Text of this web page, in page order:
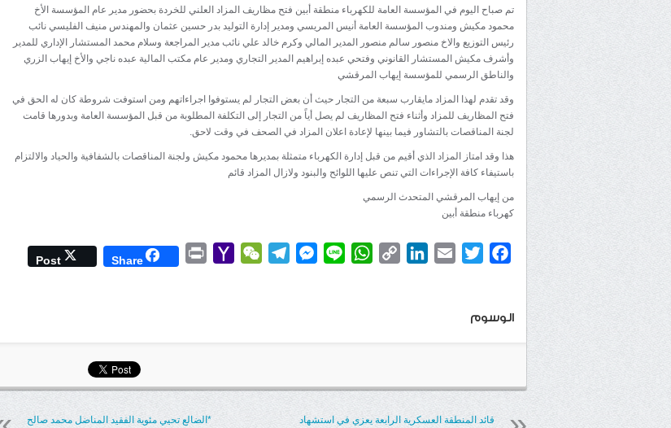
أبين
مغلقة
تم صباح اليوم في المؤسسة العامة للكهرباء منطقة أبين فتح مظاريف المزاد العلني للخردة بحضور مدير عام المؤسسة الأخ
محمود مكيش ومندوب المؤسسة العامة أنيس المريسي ومدير إدارة التوليد بدر حسين عثمان والمهندس منيف الفليسي نائب
رئيس التوزيع والاخ منصور سالم منصور المدير المالي وكرم خالد علي نائب مدير المراجعة وسلام محمد المستشار الإداري للمدير
وأشرف مكيش المستشار القانوني وفتحي عبده إبراهيم المدير التجاري ومدير عام مكتب المالية عبده ناجي والأخ إيهاب الزري
والناطق الرسمي للمؤسسة إيهاب المرقشي
وقد تقدم لهذا المزاد مايقارب سبعة من التجار حيث أن بعض التجار لم يستوفوا اجراءاتهم ومن استوفت شروطة كان له الحق في
فتح المظاريف للمزاد وأثناء فتح المظاريف لم يصل أياً من التجار إلى التكلفة المطلوبة من قبل المؤسسة العامة وبدورها قامت
لجنة المناقصات بالتشاور فيما بينها لإعادة اعلان المزاد في الصحف في وقت لاحق.
هذا وقد امتاز المزاد الذي أقيم من قبل إدارة الكهرباء متمثلة بمديرها محمود مكيش ولجنة المناقصات بالشفافية والحياد والالتزام
باستيفاء كافة الإجراءات التي تنص عليها اللوائح والبنود ولازال المزاد قائم
من إيهاب المرقشي المتحدث الرسمي
كهرباء منطقة أبين
Facebook
Twitter
Email
LinkedIn
Copy
WhatsApp
Line
Messenger
Telegram
WeChat
Yahoo
Print
Share
Post
الوسوم
*الضالع تحيي مئوية الفقيد المناضل محمد صالح
قائد المنطقة العسكرية الرابعة يعزي في استشهاد